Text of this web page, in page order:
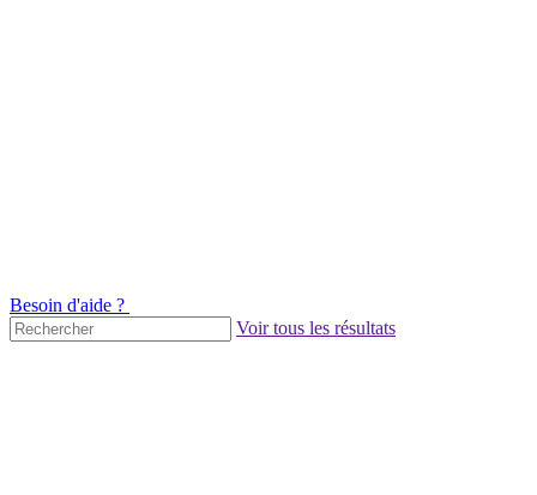
Besoin d'aide ?
Voir tous les résultats